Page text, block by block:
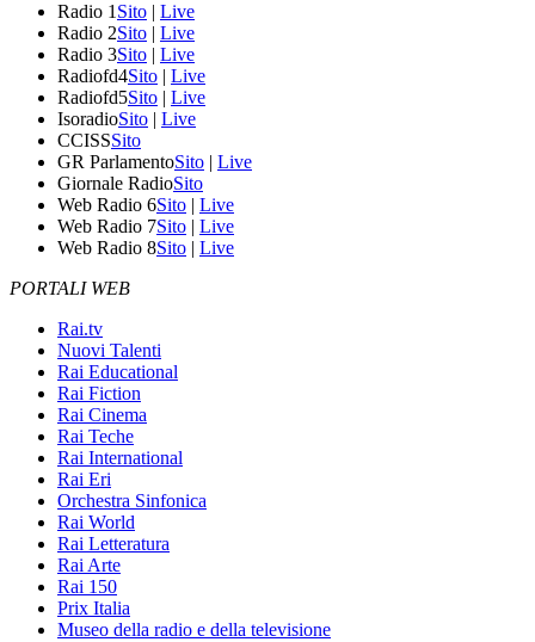
Radio 1 Sito | Live
Radio 2Sito | Live
Radio 3Sito | Live
Radiofd4Sito | Live
Radiofd5Sito | Live
IsoradioSito | Live
CCISSSito
GR ParlamentoSito | Live
Giornale RadioSito
Web Radio 6Sito | Live
Web Radio 7Sito | Live
Web Radio 8Sito | Live
PORTALI WEB
Rai.tv
Nuovi Talenti
Rai Educational
Rai Fiction
Rai Cinema
Rai Teche
Rai International
Rai Eri
Orchestra Sinfonica
Rai World
Rai Letteratura
Rai Arte
Rai 150
Prix Italia
Museo della radio e della televisione